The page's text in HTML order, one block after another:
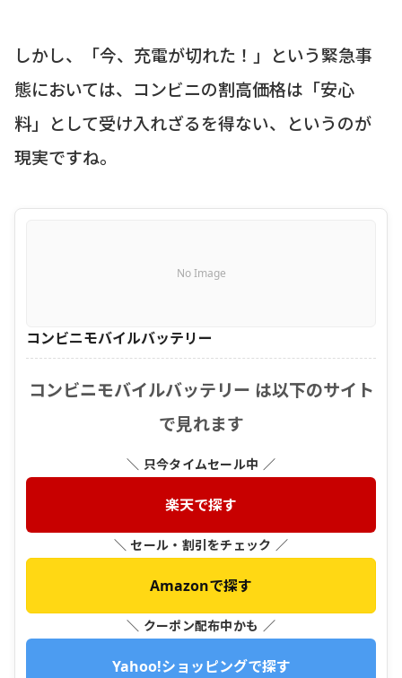
しかし、「今、充電が切れた！」という緊急事
態においては、コンビニの割高価格は「安心
料」として受け入れざるを得ない、というのが
現実ですね。
No Image
コンビニモバイルバッテリー
コンビニモバイルバッテリー は以下のサイト
で見れます
＼ 只今タイムセール中 ／
楽天で探す
＼ セール・割引をチェック ／
Amazonで探す
＼ クーポン配布中かも ／
Yahoo!ショッピングで探す